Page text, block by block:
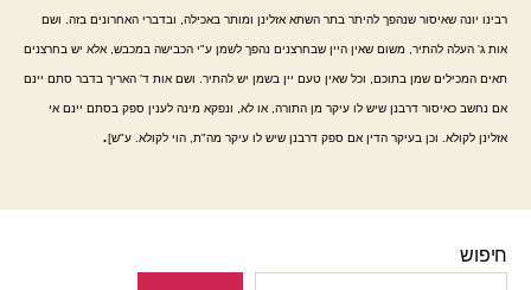
רבינו יונה שאיסור שנהפך להיתר בתר השתא אזלינן ומותר באכילה, ובדברי האחרונים בזה. ושם
אות ג' העלה להתיר, משום שאין היין שבחרצנים נהפך לשמן ע"י הכבישה במכבש, אלא יש בחרצנים
תאים המכילים שמן בתוכם, וכל שאין טעם יין בשמן יש להתיר. ושם אות ד' האריך בדבר סתם יינם
אם נחשב כאיסור דרבנן שיש לו עיקר מן התורה, או לא, ונפקא מינה לענין ספק בסתם יינם אי
אזלינן לקולא. וכן בעיקר הדין אם ספק דרבנן שיש לו עיקר מה"ת, הוי לקולא. ע"ש].
חיפוש